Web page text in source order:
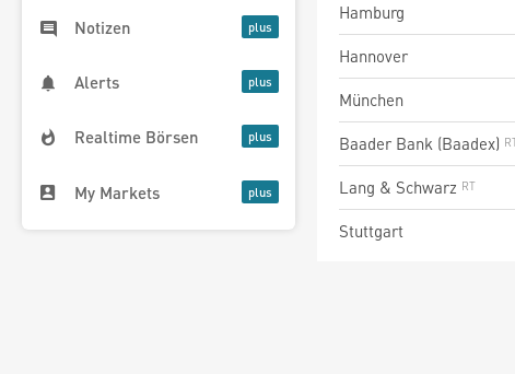
Notizen
Alerts
Realtime Börsen
My Markets
Hamburg
Hannover
München
Baader Bank (Baadex)
Lang & Schwarz
Stuttgart